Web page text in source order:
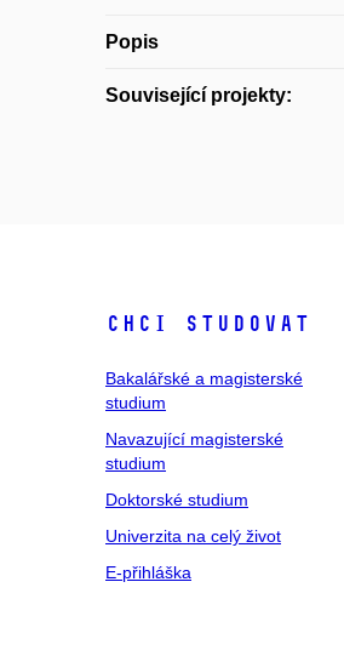
Popis
Související projekty:
Chci studovat
Bakalářské a magisterské
studium
Navazující magisterské
studium
Doktorské studium
Univerzita na celý život
E-přihláška